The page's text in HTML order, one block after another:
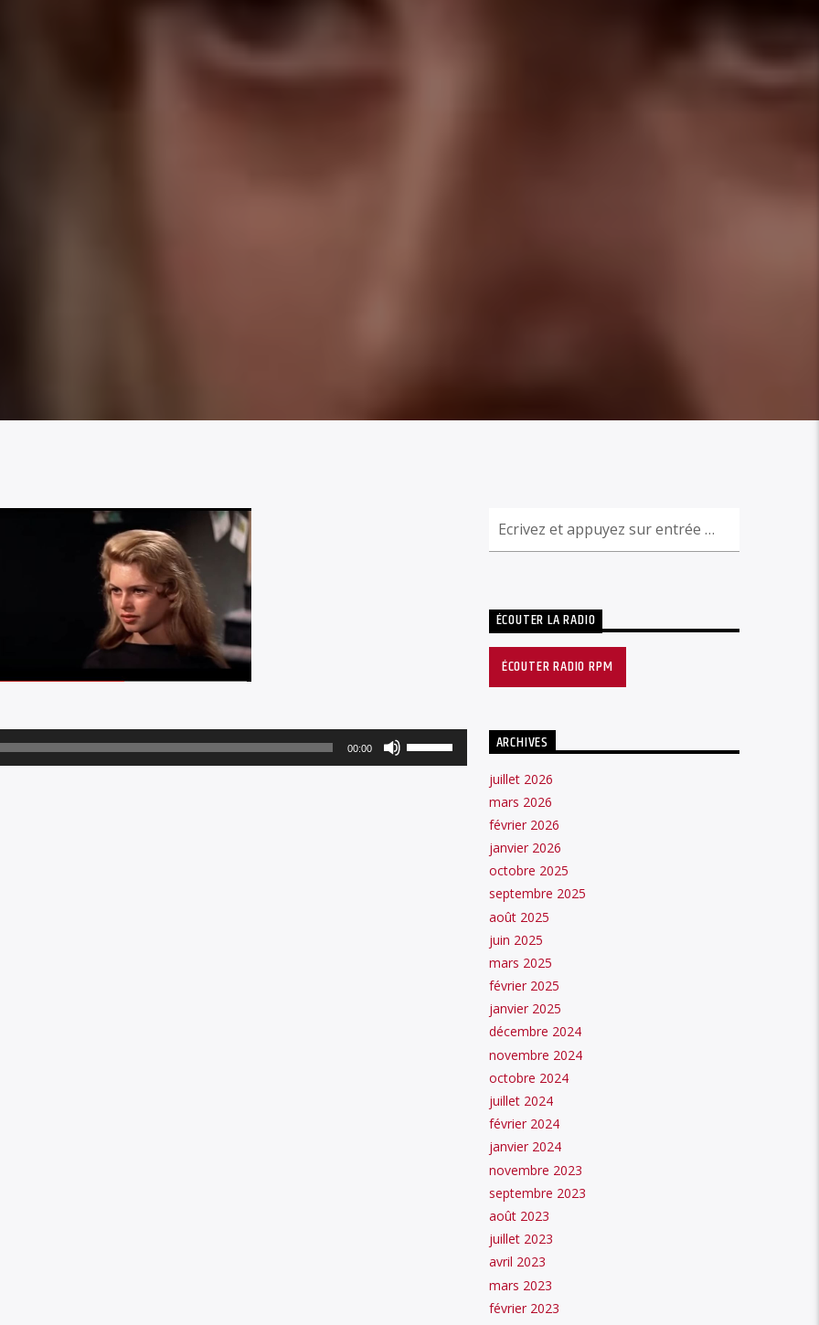
00:00
Utilisez
les
ÉCOUTER LA RADIO
ÉCOUTER RADIO RPM
ARCHIVES
juillet 2026
mars 2026
février 2026
janvier 2026
octobre 2025
septembre 2025
août 2025
juin 2025
mars 2025
février 2025
janvier 2025
décembre 2024
novembre 2024
octobre 2024
juillet 2024
février 2024
janvier 2024
novembre 2023
septembre 2023
août 2023
juillet 2023
avril 2023
mars 2023
février 2023